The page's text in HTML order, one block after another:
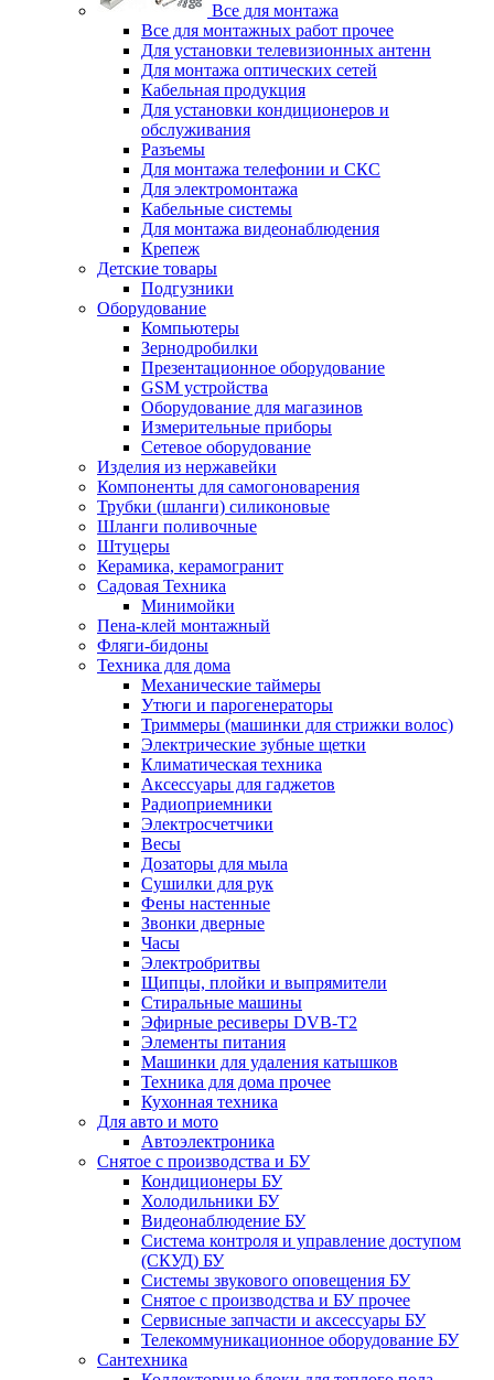
Все для монтажа
Все для монтажных работ прочее
Для установки телевизионных антенн
Для монтажа оптических сетей
Кабельная продукция
Для установки кондиционеров и
обслуживания
Разъемы
Для монтажа телефонии и СКС
Для электромонтажа
Кабельные системы
Для монтажа видеонаблюдения
Крепеж
Детские товары
Подгузники
Оборудование
Компьютеры
Зернодробилки
Презентационное оборудование
GSM устройства
Оборудование для магазинов
Измерительные приборы
Сетевое оборудование
Изделия из нержавейки
Компоненты для самогоноварения
Трубки (шланги) силиконовые
Шланги поливочные
Штуцеры
Керамика, керамогранит
Садовая Техника
Минимойки
Пена-клей монтажный
Фляги-бидоны
Техника для дома
Механические таймеры
Утюги и парогенераторы
Триммеры (машинки для стрижки волос)
Электрические зубные щетки
Климатическая техника
Аксессуары для гаджетов
Радиоприемники
Электросчетчики
Весы
Дозаторы для мыла
Сушилки для рук
Фены настенные
Звонки дверные
Часы
Электробритвы
Щипцы, плойки и выпрямители
Стиральные машины
Эфирные ресиверы DVB-T2
Элементы питания
Машинки для удаления катышков
Техника для дома прочее
Кухонная техника
Для авто и мото
Автоэлектроника
Снятое с производства и БУ
Кондиционеры БУ
Холодильники БУ
Видеонаблюдение БУ
Система контроля и управление доступом
(СКУД) БУ
Системы звукового оповещения БУ
Снятое с производства и БУ прочее
Сервисные запчасти и аксессуары БУ
Телекоммуникационное оборудование БУ
Сантехника